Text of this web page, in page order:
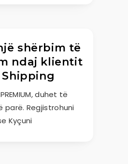
shërbim të
ndaj klientit
duhet të
parë. Regjistrohuni
Kyçuni